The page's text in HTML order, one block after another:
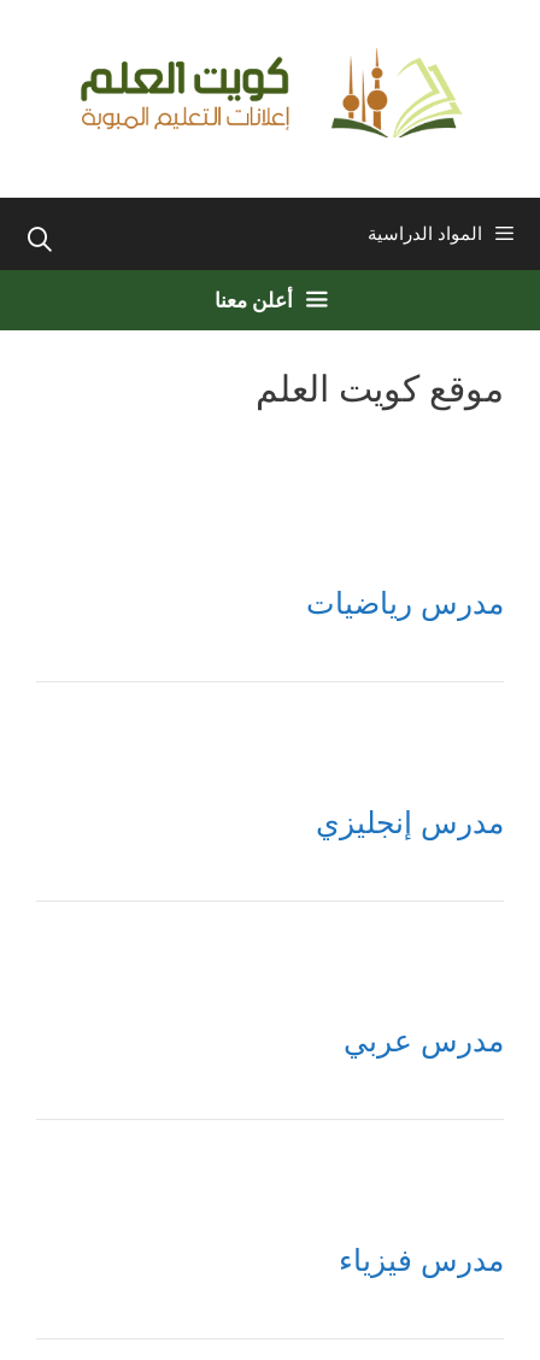
المواد الدراسية
أعلن معنا
موقع كويت العلم
مدرس رياضيات
مدرس إنجليزي
مدرس عربي
مدرس فيزياء